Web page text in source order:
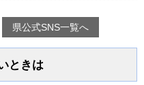
県公式SNS一覧へ
ときは